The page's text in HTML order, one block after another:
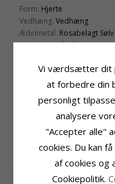
Form: Hjerte
Vedhæng: Vedhæng
Ædelmetal: Rosabelagt Sølv
Overflade:Blank
Leveringstid: 2-3 Hverdage
KUNDER DER
Vi værdsætter dit
at forbedre din
personligt
analysere
"Accepter alle"
cookies. Du kan
af cookies og
Cookiepolitik.